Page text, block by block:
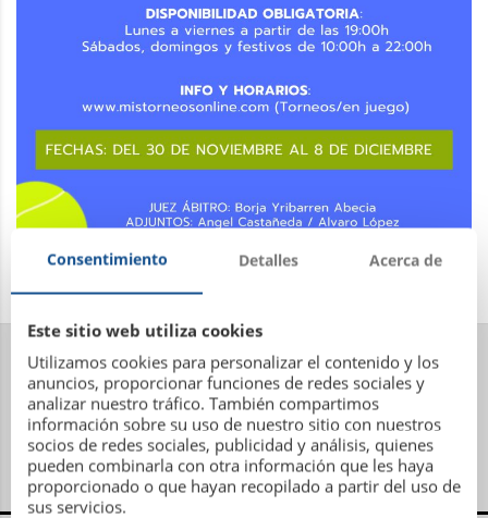
Consentimiento Detalles Acerca de
Este sitio web utiliza cookies
Utilizamos cookies para personalizar el contenido y los
anuncios, proporcionar funciones de redes sociales y
analizar nuestro tráfico. También compartimos
información sobre su uso de nuestro sitio con nuestros
socios de redes sociales, publicidad y análisis, quienes
pueden combinarla con otra información que les haya
proporcionado o que hayan recopilado a partir del uso de
sus servicios.